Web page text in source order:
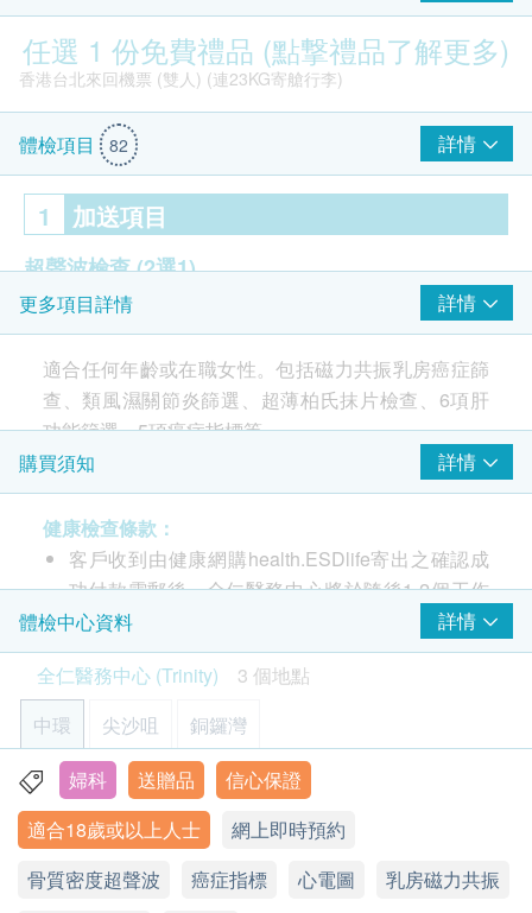
任選 1 份免費禮品 (點撃禮品了解更多)
香港台北來回機票 (雙人) (連23KG寄艙行李)
$1000 百佳電子禮券
$1,000 AEON 禮券
體檢項目 82 詳情
1 加送項目
超聲波檢查(2選1)
乳房超聲波及盆腔超聲波
2 重點項目
子宮頸病變測試 (只限女士)
超薄柏氏抹片 (只適合有性經驗的女性檢查)
癌症指標 重點項目
甲種胎蛋白 (肝癌)
癌抗原15.3 (乳癌)
大腸癌風險評估
癌胚抗原
鼻咽癌風險評估 重點項目
艾柏斯坦氏病毒抗體
腸及胃癌風險評估 重點項目
更多項目詳情 詳情
適合任何年齡或在職女性。包括磁力共振乳房癌症篩
查、類風濕關節炎篩選、超薄柏氏抹片檢查、6項肝
功能篩選、5項癌症指標等。
（包括一次檢查前的醫生臨床評估
女士尊貴健康檢查包括磁力共振乳房癌症篩查、類風
濕關節炎篩選、超薄柏氏抹片檢查、6項肝功能篩
選、5項癌症指標等。
注意事項:
- 請詳閱以下「條款及細則」了解更多服務需知及注
意事項
購買須知 詳情
健康檢查條款：
客戶收到由健康網購health.ESDlife寄出之確認成
功付款電郵後，全仁醫務中心將於隨後1-2個工作
天辦公時間內，致電客戶預約身體檢查的時間及地
點。客戶亦可致電查詢或在訂單確認後1個工作天
致電該中心預約 (電話：2192 7022)。
網上預約之時間可能受實際情況而有所更改，所有
預約時間以本中心職員與客人電話確認為準。
如家長或監護人為未成年兒童購買身體檢查服務，
需要留意以下事項：
A. 10歳至16歳人士
(1) 有家長或監護人陪同者：
在中心即場簽署同意書, 並出示身份證明文件，
體檢中心資料
詳情
全仁醫務中心 (Trinity)
3 個地點
中環
尖沙咀 銅鑼灣
香港中環皇后大道中30號娛樂行7B&22B室
顯示地圖
星期一至五 : 9:00a.m.- 6:00p.m.
婦科 送贈品
信心保證
適合18歲或以上人士
網上即時預約
骨質密度超聲波
癌症指標 心電圖
乳房磁力共振